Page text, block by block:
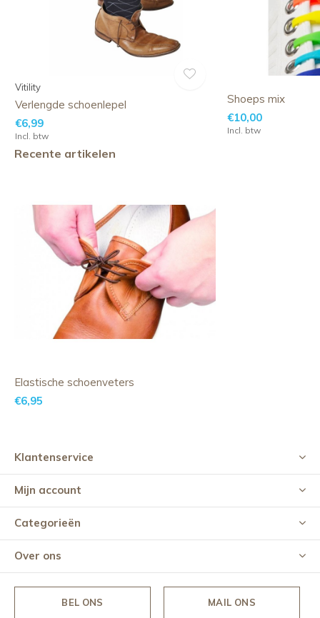
Vitility
Verlengde schoenlepel
€6,99
Incl. btw
Shoeps mix
€10,00
Incl. btw
Recente artikelen
Elastische schoenveters
€6,95
Klantenservice
Mijn account
Categorieën
Over ons
BEL ONS MAIL ONS